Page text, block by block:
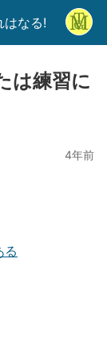
はなる!
は練習に
4年前
る